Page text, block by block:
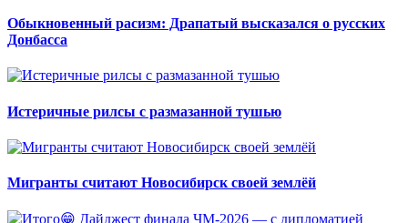
Обыкновенный расизм: Драпатый высказался о русских
Донбасса
Истеричные рилсы с размазанной тушью
Мигранты считают Новосибирск своей землёй